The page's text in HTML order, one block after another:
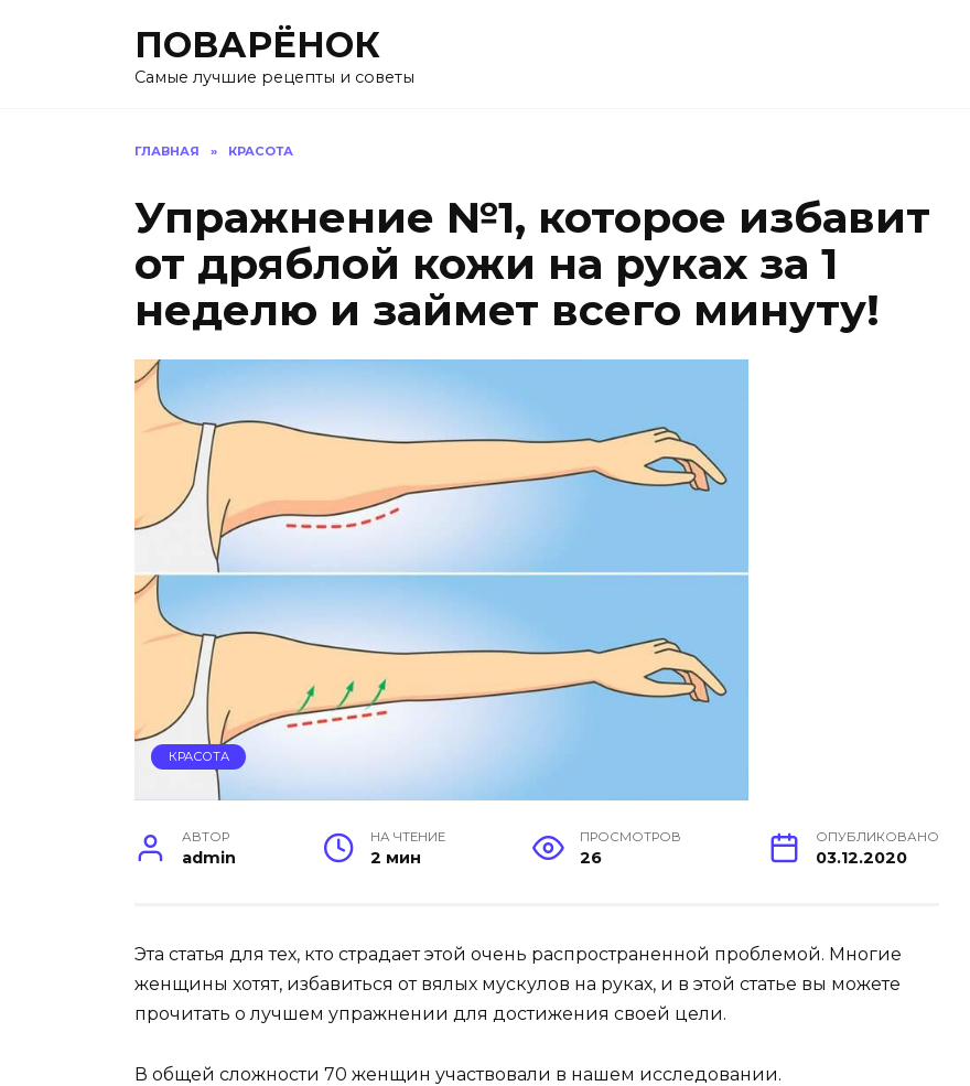
ПОВАРЁНОК
Самые лучшие рецепты и советы
ГЛАВНАЯ » КРАСОТА
Упражнение №1, которое избавит
от дряблой кожи на руках за 1
неделю и займет всего минуту!
КРАСОТА
АВТОР
admin
НА ЧТЕНИЕ
2 мин
ПРОСМОТРОВ
26
ОПУБЛИКОВАНО
03.12.2020
Эта статья для тех, кто страдает этой очень распространенной проблемой. Многие
женщины хотят, избавиться от вялых мускулов на руках, и в этой статье вы можете
прочитать о лучшем упражнении для достижения своей цели.
В общей сложности 70 женщин участвовали в нашем исследовании.